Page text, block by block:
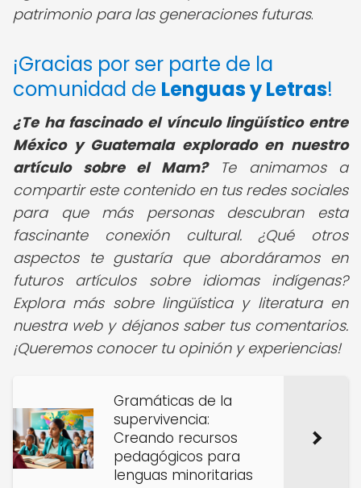
patrimonio para las generaciones futuras.
¡Gracias por ser parte de la
comunidad de Lenguas y Letras!
¿Te ha fascinado el vínculo lingüístico entre
México y Guatemala explorado en nuestro
artículo sobre el Mam?Te animamos a
compartir este contenido en tus redes sociales
para que más personas descubran esta
fascinante conexión cultural. ¿Qué otros
aspectos te gustaría que abordáramos en
futuros artículos sobre idiomas indígenas?
Explora más sobre lingüística y literatura en
nuestra web y déjanos saber tus comentarios.
¡Queremos conocer tu opinión y experiencias!
Gramáticas de la
supervivencia:
Creando recursos
pedagógicos para
lenguas minoritarias